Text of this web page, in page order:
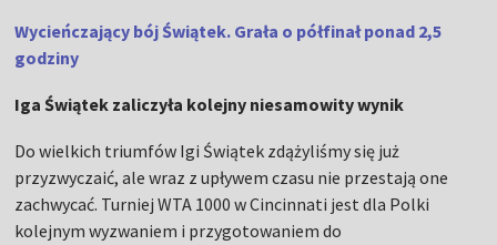
Wycieńczający bój Świątek. Grała o półfinał ponad 2,5
godziny
Iga Świątek zaliczyła kolejny niesamowity wynik
Do wielkich triumfów Igi Świątek zdążyliśmy się już
przyzwyczaić, ale wraz z upływem czasu nie przestają one
zachwycać. Turniej WTA 1000 w Cincinnati jest dla Polki
kolejnym wyzwaniem i przygotowaniem do